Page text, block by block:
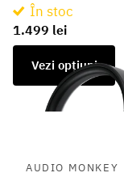
În stoc
1.499 lei
Vezi opțiuni
AUDIO MONKEY